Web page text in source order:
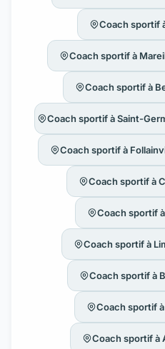
Coach sportif
Coach sportif à
Coach sportif à
Coach sportif à Saint-
Coach sportif à
Coach sportif à
Coach sportif
Coach sportif à
Coach sportif à
Coach sportif
Coach sportif à